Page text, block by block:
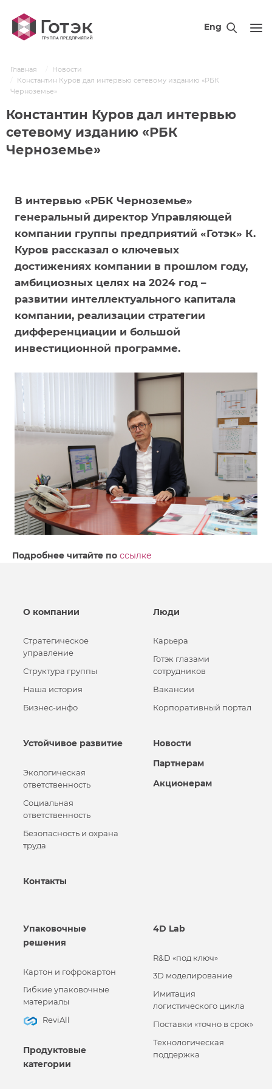
Eng
Главная
Новости
Константин Куров дал интервью сетевому изданию «РБК
Черноземье»
Константин Куров дал интервью
сетевому изданию «РБК
Черноземье»
В интервью «РБК Черноземье»
генеральный директор Управляющей
компании группы предприятий «Готэк» К.
Куров рассказал о ключевых
достижениях компании в прошлом году,
амбициозных целях на 2024 год –
развитии интеллектуального капитала
компании, реализации стратегии
дифференциации и большой
инвестиционной программе.
Подробнее читайте по ссылке
О компании
Стратегическое
управление
Структура группы
Наша история
Бизнес-инфо
Люди
Карьера
Готэк глазами
сотрудников
Вакансии
Корпоративный портал
Устойчивое развитие
Экологическая
ответственность
Социальная
ответственность
Безопасность и охрана
труда
Новости
Партнерам
Акционерам
Контакты
Упаковочные
решения
Картон и гофрокартон
Гибкие упаковочные
материалы
ReviAll
Продуктовые
категории
4D Lab
R&D «под ключ»
3D моделирование
Имитация
логистического цикла
Поставки «точно в срок»
Технологическая
поддержка